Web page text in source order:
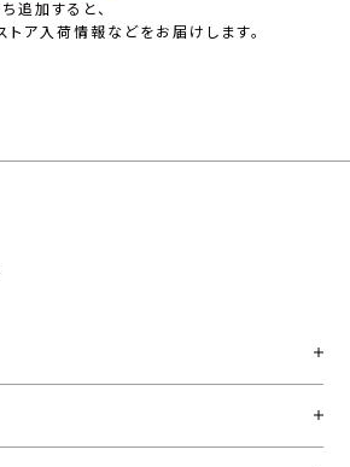
追加すると、
トア入荷情報などをお届けします。